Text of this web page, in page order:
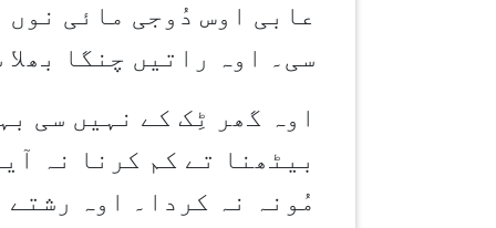
عابی اوس دُوجی مائی
سی۔ اوہ راتیں چنگا بھلا
اوہ گھر ٹِک کے نہیں سی
بیٹھنا تے کم کرنا نہ
مُونہ نہ کردا۔ اوہ